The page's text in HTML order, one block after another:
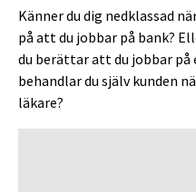
Känner du dig nedklassad
på att du jobbar på bank?
du berättar att du jobbar
behandlar du själv kunden
läkare?